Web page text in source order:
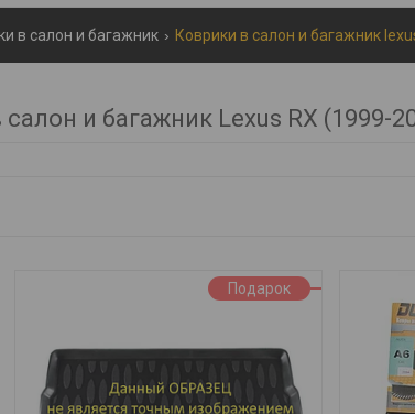
в салон и багажник Коврики в салон и багажник
и багажник Lexus RX (1999-
Подарок